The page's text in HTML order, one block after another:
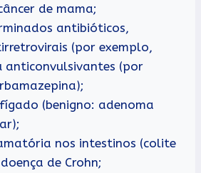
de mama;
antibióticos,
(por exemplo,
anticonvulsivantes (por
(benigno: adenoma
nos intestinos (colite
de Crohn;